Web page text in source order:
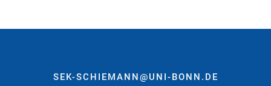
SEK-SCHIEMANN@UNI-BONN.DE